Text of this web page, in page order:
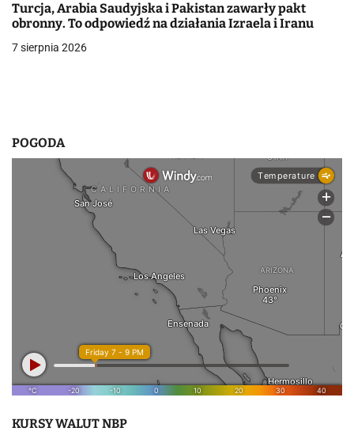
s
u
Turcja, Arabia Saudyjska i Pakistan zawarły pakt
obronny. To odpowiedź na działania Izraela i Iranu
7 sierpnia 2026
POGODA
KURSY WALUT NBP